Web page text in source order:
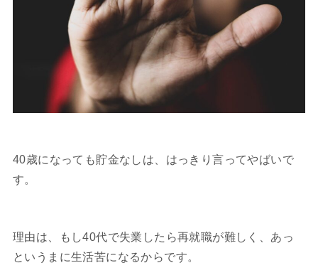
40歳になっても貯金なしは、はっきり言ってやばいで
す。
理由は、もし40代で失業したら再就職が難しく、あっ
というまに生活苦になるからです。